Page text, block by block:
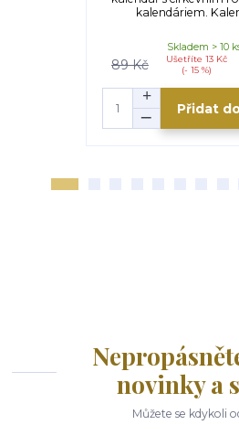
kalendáriem.
89 Kč
Ušetříte 13 Kč
(- 15 %)
Skladem > 10
Přidat
novinky a
Můžete se kdykoli